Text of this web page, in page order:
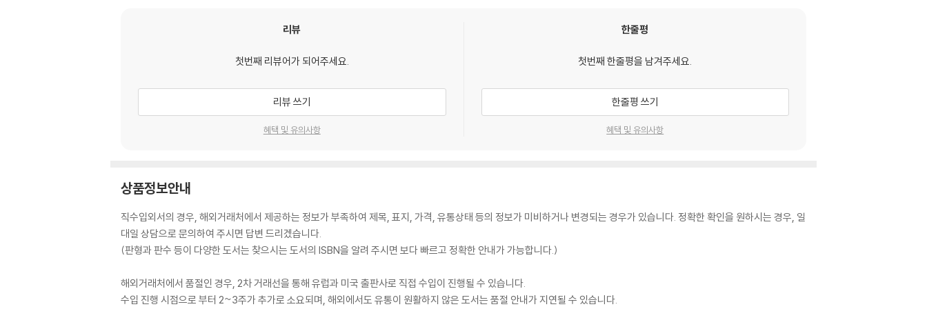
리뷰
첫번째 리뷰어가 되어주세요.
리뷰 쓰기
혜택 및 유의사항
한줄평
첫번째 한줄평을 남겨주세요.
한줄평 쓰기
혜택 및 유의사항
상품정보안내
직수입외서의 경우, 해외거래처에서 제공하는 정보가 부족하여 제목, 표지, 가격, 유통상태 등의 정보가 미비하거나 변경되는 경우가 있습니다. 정확한 확인을 원하시는 경우, 일
대일 상담으로 문의하여 주시면 답변 드리겠습니다.
(판형과 판수 등이 다양한 도서는 찾으시는 도서의 ISBN을 알려 주시면 보다 빠르고 정확한 안내가 가능합니다.)
해외거래처에서 품절인 경우, 2차 거래선을 통해 유럽과 미국 출판사로 직접 수입이 진행될 수 있습니다.
수입 진행 시점으로 부터 2~3주가 추가로 소요되며, 해외에서도 유통이 원활하지 않은 도서는 품절 안내가 지연될 수 있습니다.